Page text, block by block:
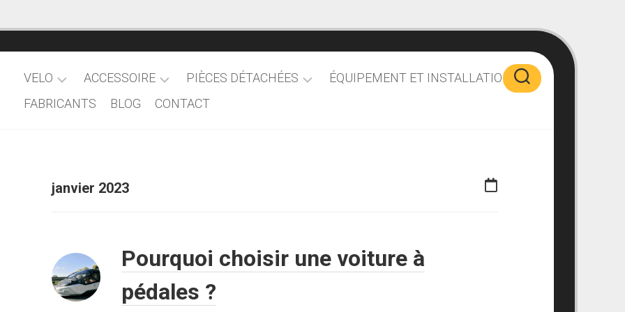
VELO
VÉLOS
ROUTE
VÉLOS
TREKKING
ACCESSOIRE
TRAINERS
TRANSPORT
REMORQUES
&
POUSSETTES
PIÈCES DÉTACHÉES
ÉQUIPEMENT ET INSTALLATION
FABRICANTS
BLOG CONTACT
janvier 2023
Pourquoi choisir une voiture à
pédales ?